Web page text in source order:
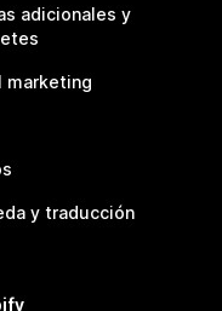
adicionales y
marketing
y traducción